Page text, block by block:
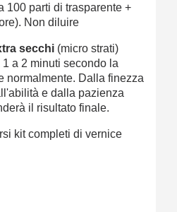
100 parti di trasparente +
Non diluire
secchi (micro strati)
a 2 minuti secondo la
normalmente. Dalla finezza
e dalla pazienza
il risultato finale.
kit completi di vernice